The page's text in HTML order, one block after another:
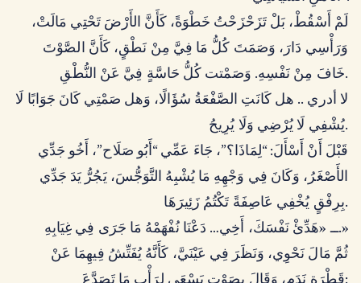
لَمْ أَسْقُطْ، بَلْ تَزَحْزَحْتُ خَطْوَةً، كَأَنَّ الأَرْضَ تَحْتِي مَالَتْ،
وَرَأْسِي دَارَ، وَصَمَتَ كُلُّ مَا فِيَّ مِنْ نَطْقٍ، كَأَنَّ الصَّوْتَ
خَافَ مِنْ نَفْسِهِ. وَصَمْتت كُلُّ حَاسَّةٍ فِيَّ عَنْ النُّطْقِ.
لا أدري .. هل كَانَتِ الصَّفْعَةُ سُؤَالًا، وَهل صَمْتِي كَانَ جَوَابًا لَا
يُشْفِي لَا يُرْضِي وَلَا يُرِيحُ.
قَبْلَ أَنْ أَسْأَلَ: “لِمَاذَا؟”، جَاءَ عَمِّي “أَبُو صَلَاح”، أَخُو جَدِّي
الأَصْغَرُ، وَكَانَ فِي وَجْهِهِ مَا يُشْبِهُ التَّوَجُّسَ، يَجُرُّ يَدَ جَدِّي
بِرِفْقٍ يُخْفِي عَاصِفَةً تَكْتُمُ زَئِيرَهَا.
ــ «هَدِّئْ نَفْسَكَ، أَخِي… دَعْنَا نُفْهَمْهُ مَا جَرَى فِي غِيَابِهِ.»
ثُمَّ مَالَ نَحْوِي، وَنَظَرَ فِي عَيْنَيَّ، كَأَنَّهُ يُفَتِّشُ فِيهِمَا عَنْ